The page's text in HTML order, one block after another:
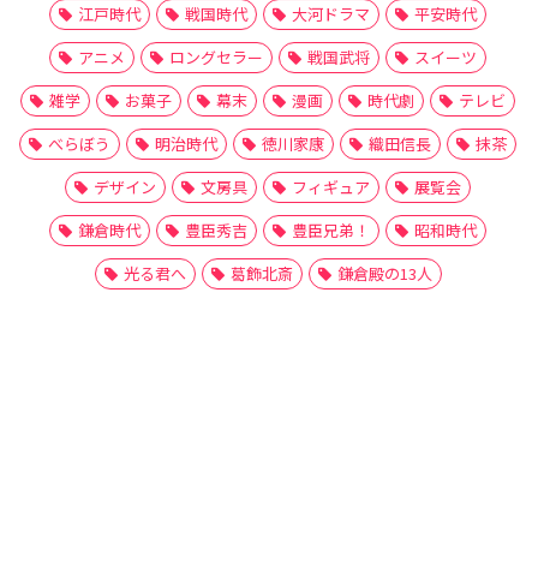
江戸時代 戦国時代 大河ドラマ
平安時代
アニメ
ロングセラー 戦国武将
スイーツ
雑学
お菓子 幕末 漫画 時代劇
テレビ
べらぼう
明治時代 徳川家康 織田信長
抹茶
デザイン
文房具 フィギュア
展覧会
鎌倉時代
豊臣秀吉 豊臣兄弟！
昭和時代
光る君へ
葛飾北斎 鎌倉殿の13人